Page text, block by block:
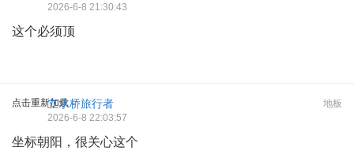
2026-6-8 21:30:43
这个必须顶
点击重新加载 地板
立水桥旅行者
2026-6-8 22:03:57
坐标朝阳，很关心这个